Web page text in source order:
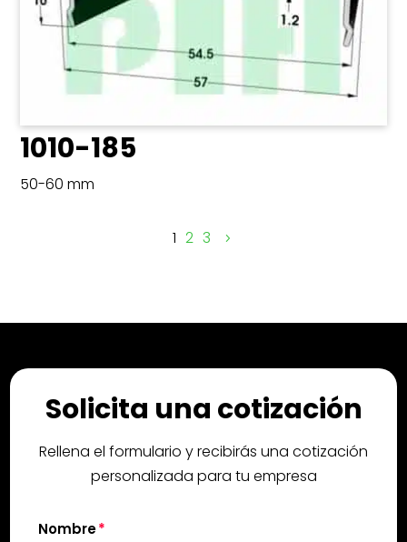
1010-185
50-60 mm
1 2 3
Solicita una cotización
Rellena el formulario y recibirás una cotización
personalizada para tu empresa
Nombre